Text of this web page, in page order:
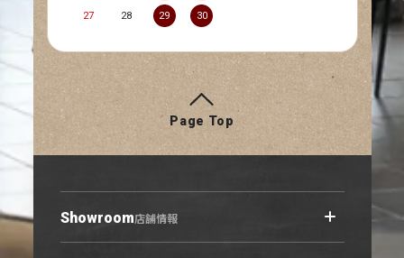
27 28 29 30
Page Top
Showroom店舗情報